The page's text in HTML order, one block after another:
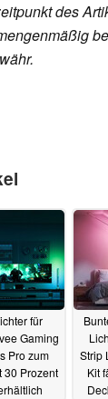
des
für
Gaming
Pro zum
30 Prozent
Strip
Kit